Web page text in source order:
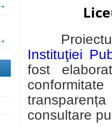
+
+
Instituţiei
fost
consultare